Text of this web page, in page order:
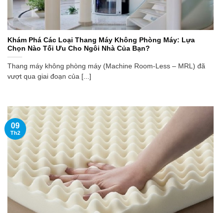
Khám Phá Các Loại Thang Máy Không Phòng Máy: Lựa
Chọn Nào Tối Ưu Cho Ngôi Nhà Của Bạn?
Thang máy không phòng máy (Machine Room-Less – MRL) đã
vượt qua giai đoạn của [...]
09
Th2